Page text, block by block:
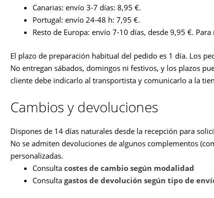
Canarias: envío 3-7 días: 8,95 €.
Portugal: envío 24-48 h: 7,95 €.
Resto de Europa: envío 7-10 días, desde 9,95 €.
El plazo de preparación habitual del pedido es 1 día. Los
No entregan sábados, domingos ni festivos, y los plazos
cliente debe indicarlo al transportista y comunicarlo a la
Cambios y devoluciones
Dispones de 14 días naturales desde la recepción para
No se admiten devoluciones de algunos complementos
personalizadas.
Consulta costes de cambio según modalidad
Consulta gastos de devolución según tipo de